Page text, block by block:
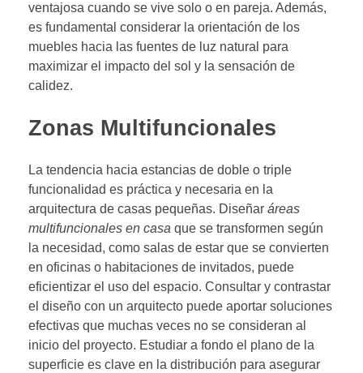
ventajosa cuando se vive solo o en pareja. Además,
es fundamental considerar la orientación de los
muebles hacia las fuentes de luz natural para
maximizar el impacto del sol y la sensación de
calidez.
Zonas Multifuncionales
La tendencia hacia estancias de doble o triple
funcionalidad es práctica y necesaria en la
arquitectura de casas pequeñas. Diseñar áreas
multifuncionales en casa que se transformen según
la necesidad, como salas de estar que se convierten
en oficinas o habitaciones de invitados, puede
eficientizar el uso del espacio. Consultar y contrastar
el diseño con un arquitecto puede aportar soluciones
efectivas que muchas veces no se consideran al
inicio del proyecto. Estudiar a fondo el plano de la
superficie es clave en la distribución para asegurar